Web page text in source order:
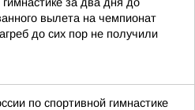
вылета на чемпионат
до сих пор не получили
по спортивной гимнастике